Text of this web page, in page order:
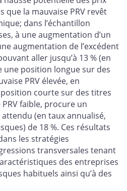
que la mauvaise PRV revêt
dans l’échantillon
à une augmentation d’un
augmentation de l’excédent
aller jusqu’à 13 % (en
une position longue sur des
PRV élevée, en
courte sur des titres
faible, procure un
(en taux annualisé,
de 18 %. Ces résultats
les stratégies
transversales tenant
des entreprises
habituels ainsi qu’à des